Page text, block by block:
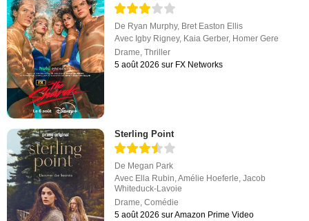
De Ryan Murphy, Bret Easton Ellis
Avec Igby Rigney, Kaia Gerber, Homer Gere
Drame ,Thriller
5 août 2026 sur FX Networks
Sterling Point
De Megan Park
Avec Ella Rubin,Amélie Hoeferle,Jacob
Whiteduck-Lavoie
Drame,Comédie
5 août 2026 sur Amazon Prime Video